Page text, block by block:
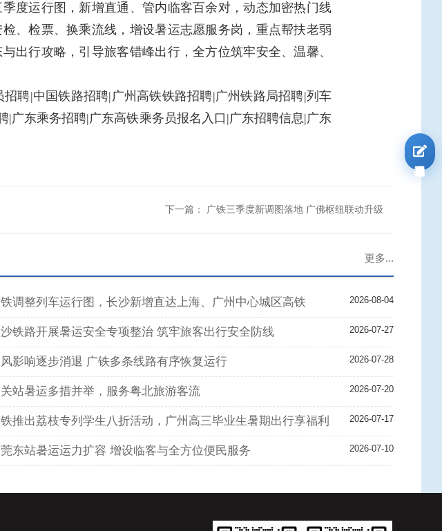
度运行图，新增直通、管内临客百余对，动态加密热门线
、检票、换乘流线，增设暑运志愿服务岗，重点帮扶老弱
出行攻略，引导旅客错峰出行，全方位筑牢安全、温馨、
聘|中国铁路招聘|广州高铁铁路招聘|广州铁路局招聘|列车
广东乘务招聘|广东高铁乘务员报名入口|广东招聘信息|广东
下一篇： 广铁三季度新调图落地 广佛枢纽联动升级
更多...
调整列车运行图，长沙新增直达上海、广州中心城区高铁 2026-08-04
铁路开展暑运安全专项整治 筑牢旅客出行安全防线 2026-07-27
影响逐步消退 广铁多条线路有序恢复运行 2026-07-28
站暑运多措并举，服务粤北旅游客流 2026-07-20
推出荔枝专列学生八折活动，广州高三毕业生暑期出行享福利 2026-07-17
东站暑运运力扩容 增设临客与全方位便民服务 2026-07-10
我要报名